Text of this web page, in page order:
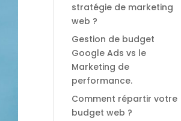
stratégie de marketing
web ?
Gestion de budget
Google Ads vs le
Marketing de
performance.
Comment répartir votre
budget web ?